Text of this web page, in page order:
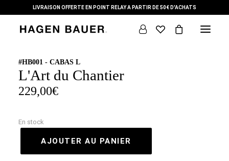
LIVRAISON OFFERTE EN POINT RELAY A PARTIR DE 50€ D'ACHATS
DÉMARCHE
COLLECTION
L’ ARTISTE
#HB001 - CABAS L
L'Art du Chantier
229,00€
En stock
AJOUTER AU PANIER